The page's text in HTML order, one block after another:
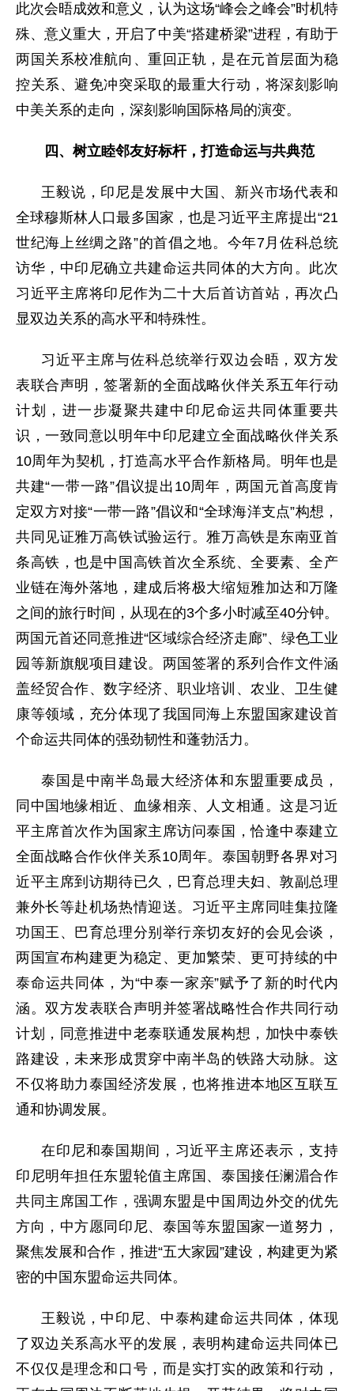
此次会晤成效和意义，认为这场“峰会之峰会”时机特
殊、意义重大，开启了中美“搭建桥梁”进程，有助于
两国关系校准航向、重回正轨，是在元首层面为稳
控关系、避免冲突采取的最重大行动，将深刻影响
中美关系的走向，深刻影响国际格局的演变。
四、树立睦邻友好标杆，打造命运与共典范
王毅说，印尼是发展中大国、新兴市场代表和
全球穆斯林人口最多国家，也是习近平主席提出“21
世纪海上丝绸之路”的首倡之地。今年7月佐科总统
访华，中印尼确立共建命运共同体的大方向。此次
习近平主席将印尼作为二十大后首访首站，再次凸
显双边关系的高水平和特殊性。
习近平主席与佐科总统举行双边会晤，双方发
表联合声明，签署新的全面战略伙伴关系五年行动
计划，进一步凝聚共建中印尼命运共同体重要共
识，一致同意以明年中印尼建立全面战略伙伴关系
10周年为契机，打造高水平合作新格局。明年也是
共建“一带一路”倡议提出10周年，两国元首高度肯
定双方对接“一带一路”倡议和“全球海洋支点”构想，
共同见证雅万高铁试验运行。雅万高铁是东南亚首
条高铁，也是中国高铁首次全系统、全要素、全产
业链在海外落地，建成后将极大缩短雅加达和万隆
之间的旅行时间，从现在的3个多小时减至40分钟。
两国元首还同意推进“区域综合经济走廊”、绿色工业
园等新旗舰项目建设。两国签署的系列合作文件涵
盖经贸合作、数字经济、职业培训、农业、卫生健
康等领域，充分体现了我国同海上东盟国家建设首
个命运共同体的强劲韧性和蓬勃活力。
泰国是中南半岛最大经济体和东盟重要成员，
同中国地缘相近、血缘相亲、人文相通。这是习近
平主席首次作为国家主席访问泰国，恰逢中泰建立
全面战略合作伙伴关系10周年。泰国朝野各界对习
近平主席到访期待已久，巴育总理夫妇、敦副总理
兼外长等赴机场热情迎送。习近平主席同哇集拉隆
功国王、巴育总理分别举行亲切友好的会见会谈，
两国宣布构建更为稳定、更加繁荣、更可持续的中
泰命运共同体，为“中泰一家亲”赋予了新的时代内
涵。双方发表联合声明并签署战略性合作共同行动
计划，同意推进中老泰联通发展构想，加快中泰铁
路建设，未来形成贯穿中南半岛的铁路大动脉。这
不仅将助力泰国经济发展，也将推进本地区互联互
通和协调发展。
在印尼和泰国期间，习近平主席还表示，支持
印尼明年担任东盟轮值主席国、泰国接任澜湄合作
共同主席国工作，强调东盟是中国周边外交的优先
方向，中方愿同印尼、泰国等东盟国家一道努力，
聚焦发展和合作，推进“五大家园”建设，构建更为紧
密的中国东盟命运共同体。
王毅说，中印尼、中泰构建命运共同体，体现
了双边关系高水平的发展，表明构建命运共同体已
不仅仅是理念和口号，而是实打实的政策和行动，